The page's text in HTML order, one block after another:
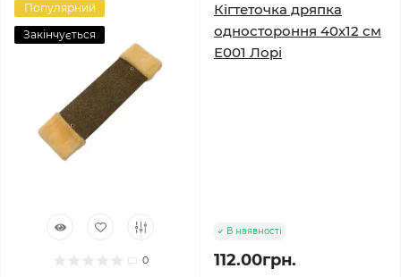
Популярний
Закінчується
0
Кігтеточка дряпка
одностороння 40х12 см
Е001 Лорі
В наявності
112.00грн.